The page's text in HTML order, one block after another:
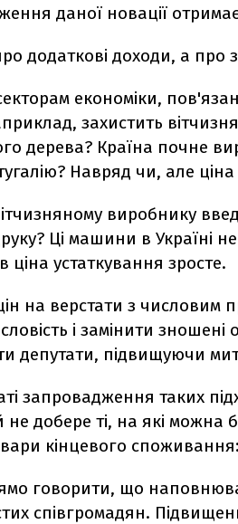
даної новації
додаткові доходи, а про
економіки,
захистить
дерева? Країна почне
Навряд чи, але
виробнику
Ці машини в Україні
ціна устаткування зросте.
на верстати з числовим
і замінити
депутати, підвищуючи
запровадження таких
добере ті, на які можна
кінцевого
говорити, що
співгромадян.